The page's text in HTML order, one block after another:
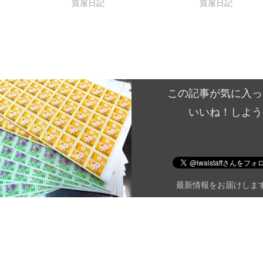
質屋日記 質屋日記
この記事が気に入
いいね！しよう
最新情報をお届けしま